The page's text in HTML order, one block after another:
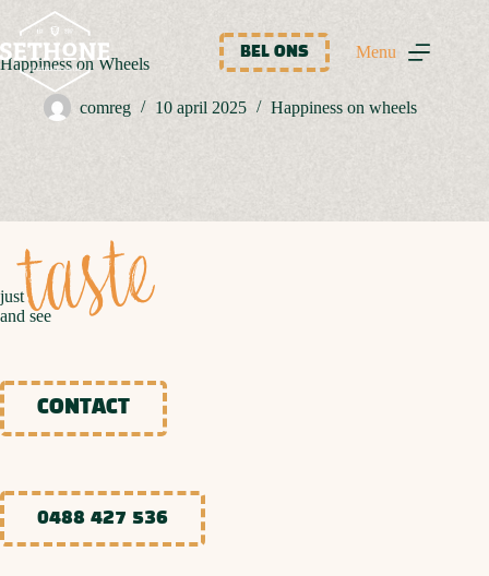
naar
de
inhoud
BEL ONS Menu
Happiness on Wheels
comreg 10 april 2025 Happiness on wheels
justtaste
and see
CONTACT
0488 427 536